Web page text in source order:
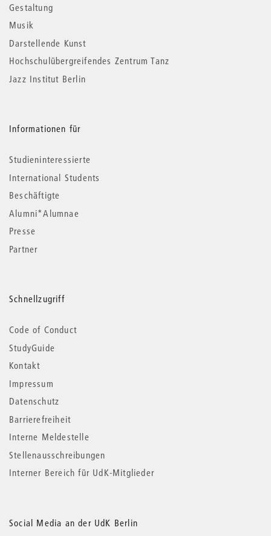
Gestaltung
Musik
Darstellende Kunst
Hochschulübergreifendes Zentrum Tanz
Jazz Institut Berlin
Informationen für
Studieninteressierte
International Students
Beschäftigte
Alumni*Alumnae
Presse
Partner
Schnellzugriff
Code of Conduct
StudyGuide
Kontakt
Impressum
Datenschutz
Barrierefreiheit
Interne Meldestelle
Stellenausschreibungen
Interner Bereich für UdK-Mitglieder
Social Media an der UdK Berlin